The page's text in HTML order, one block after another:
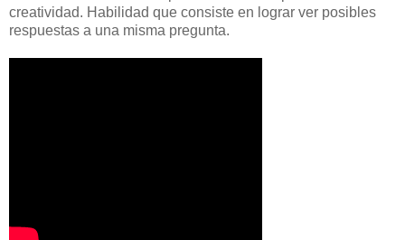
creatividad. Habilidad que consiste en lograr ver posibles
respuestas a una misma pregunta.